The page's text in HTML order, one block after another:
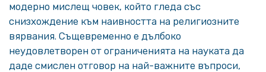
модерно мислещ човек, който гледа със
снизхождение към наивността на религиозните
вярвания. Същевременно е дълбоко
неудовлетворен от ограниченията на науката да
даде смислен отговор на най-важните въпроси,